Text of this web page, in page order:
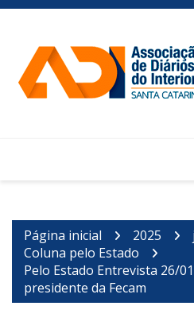
Ir
conteúdo
Página inicial 2025
Coluna pelo Estado
Pelo Estado Entrevista 26/
presidente da Fecam